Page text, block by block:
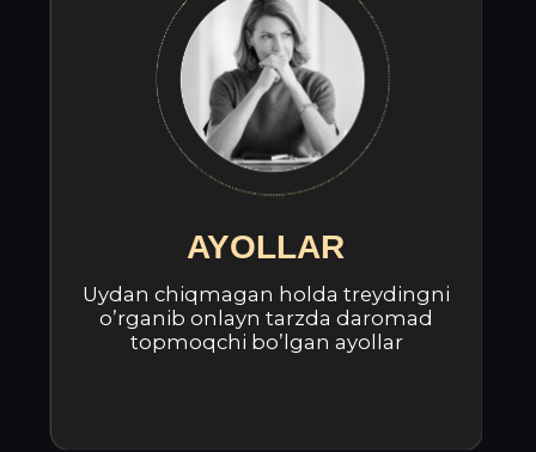
Investitsiya qilib pullarimni yo’qotishdan
qo’rqaman. Pulimni maksimal xavfsiz
usullar orqali investitsiya qilishni
o’rganmoqchiman